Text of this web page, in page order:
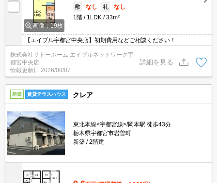
画像：19枚
敷
なし 礼
なし
1階
1LDK 33m²
【エイブル宇都宮中央店】初期費用などご相談ください！
株式会社サトーホーム エイブルネットワーク宇
都宮中央店
情報更新日 2026/08/07
詳細を見る
新築 賃貸テラスハウス クレア
東北本線<宇都宮線>/岡本駅 徒歩43分
栃木県宇都宮市岩曽町
新築
2階建